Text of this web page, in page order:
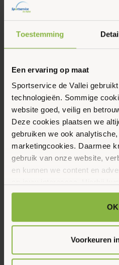
Toestemming
Een ervaring op maat
Sportservice de Vallei
technologieën. Sommige
website goed, veilig en
Deze cookies plaatsen we
gebruiken we ook
marketingcookies. Daarmee
gebruik van onze website,
en kunnen we content en
gedeeld met externe partners.
staan. Via ‘Voorkeuren
kiezen welke cookies je
OK
Voorkeuren
Eerstvolgende
17
Augustus
09:30 - 10:30
Wulplaan 9-2, Ede
Maak favoriet
Gerelateerde
10